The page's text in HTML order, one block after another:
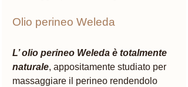
Olio perineo Weleda
L’ olio perineo Weleda è totalmente
naturale, appositamente studiato per
massaggiare il perineo rendendolo